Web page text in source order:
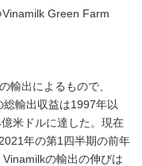
Green Farm
輸出によるもので、
輸出収益は1997年以
米ドルに達した。現在
年の第1四半期の前年
の輸出の伸びは